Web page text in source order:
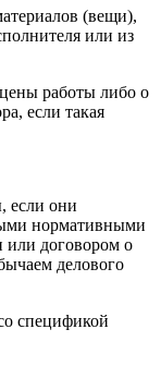
(вещи),
или из
работы либо о
если такая
если они
нормативными
или договором о
делового
спецификой